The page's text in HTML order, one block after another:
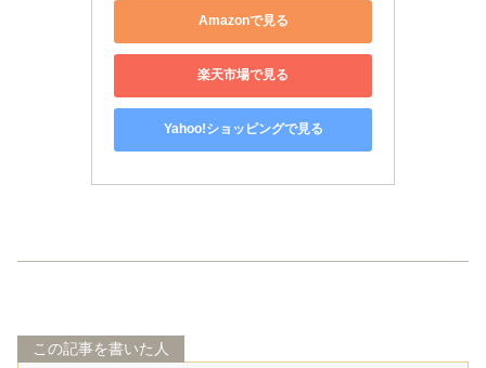
Amazonで見る
楽天市場で見る
Yahoo!ショッピングで見る
この記事を書いた人